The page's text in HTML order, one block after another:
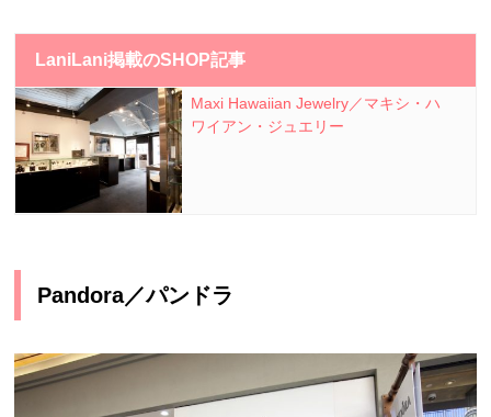
LaniLani掲載のSHOP記事
Maxi Hawaiian Jewelry／マキシ・ハ
ワイアン・ジュエリー
Pandora／パンドラ